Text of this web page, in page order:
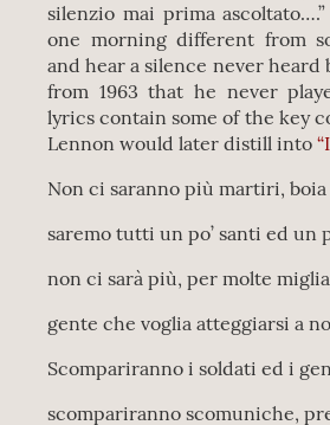
silenzio mai prima
one morning different from
and hear a silence never heard
from 1963 that he never
lyrics contain some of the key
Lennon would later distill into
Non ci saranno più martiri,
saremo tutti un po’ santi ed un
non ci sarà più, per molte
gente che voglia atteggiarsi a
Scompariranno i soldati ed i
scompariranno scomuniche,